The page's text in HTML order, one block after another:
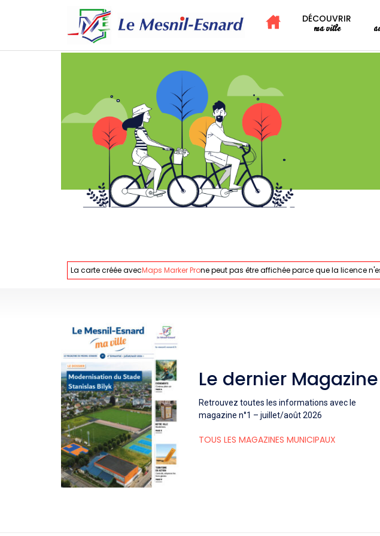
DÉCOUVRIR
ma ville
La carte créée avecMaps Marker Prone peut pas être affichée parce que la licence
Le dernier Magazine
Retrouvez toutes les informations avec le
magazine n°1 – juillet/août 2026
TOUS LES MAGAZINES MUNICIPAUX